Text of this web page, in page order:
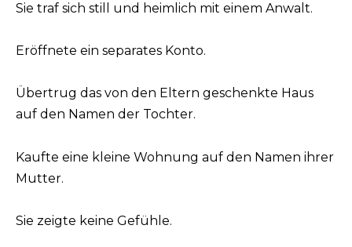
Sie traf sich still und heimlich mit einem Anwalt.
Eröffnete ein separates Konto.
Übertrug das von den Eltern geschenkte Haus
auf den Namen der Tochter.
Kaufte eine kleine Wohnung auf den Namen ihrer
Mutter.
Sie zeigte keine Gefühle.